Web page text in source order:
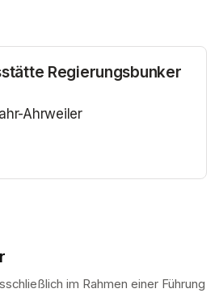
Regierungsbunker
Ahrweiler
im Rahmen einer Führung